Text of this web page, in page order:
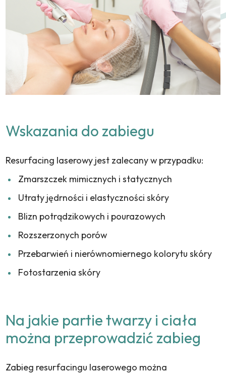
Wskazania do zabiegu
Resurfacing laserowy jest zalecany w przypadku:
Zmarszczek mimicznych i statycznych
Utraty jędrności i elastyczności skóry
Blizn potrądzikowych i pourazowych
Rozszerzonych porów
Przebarwień i nierównomiernego kolorytu skóry
Fotostarzenia skóry
Na jakie partie twarzy i ciała
można przeprowadzić zabieg
Zabieg resurfacingu laserowego można